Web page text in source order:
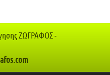
ΖΩΓΡΑΦΟΣ -